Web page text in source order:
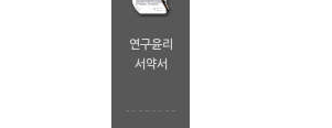
연구윤리
서약서